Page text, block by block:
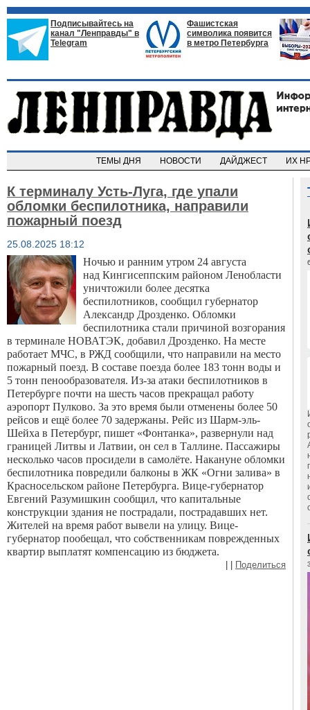
Подписывайтесь на
канал "Ленправды" в
Telegram
Фашистская
символика появится
в метро Петербурга
ТЕМЫ ДНЯ НОВОСТИ ДАЙДЖЕСТ ИХ
К терминалу Усть-Луга, где упали
обломки беспилотника, направили
пожарный поезд
25.08.2025 18:12
Ночью и ранним утром 24 августа
над Кингисеппским районом Ленобласти
уничтожили более десятка
беспилотников, сообщил губернатор
Александр Дрозденко. Обломки
беспилотника стали причиной возгорания
в терминале НОВАТЭК, добавил Дрозденко. На месте
работает МЧС, в РЖД сообщили, что направили на место
пожарный поезд. В составе поезда более 183 тонн воды и
5 тонн пенообразователя. Из-за атаки беспилотников в
Петербурге почти на шесть часов прекращал работу
аэропорт Пулково. За это время были отменены более 50
рейсов и ещё более 70 задержаны. Рейс из Шарм-эль-
Шейха в Петербург, пишет «Фонтанка», развернули над
границей Литвы и Латвии, он сел в Таллине. Пассажиры
несколько часов просидели в самолёте. Накануне обломки
беспилотника повредили балконы в ЖК «Огни залива» в
Красносельском районе Петербурга. Вице-губернатор
Евгений Разумишкин сообщил, что капитальные
конструкции здания не пострадали, пострадавших нет.
Жителей на время работ вывели на улицу. Вице-
губернатор пообещал, что собственникам поврежденных
квартир выплатят компенсацию из бюджета.
Поделиться